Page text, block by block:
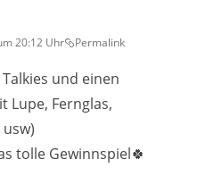
20:12 Uhr Permalink
und einen
Lupe, Fernglas,
tolle Gewinnspiel🍀